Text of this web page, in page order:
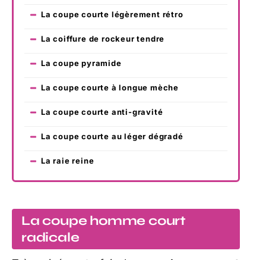
La coupe courte légèrement rétro
La coiffure de rockeur tendre
La coupe pyramide
La coupe courte à longue mèche
La coupe courte anti-gravité
La coupe courte au léger dégradé
La raie reine
La coupe homme court
radicale